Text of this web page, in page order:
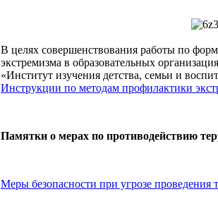
В целях совершенствования работы по
экстремизма в образовательных
«Институт изучения детства, семьи и
Инструкции по методам профилактики
Памятки о мерах по противодействию
Меры безопасности при угрозе проведения